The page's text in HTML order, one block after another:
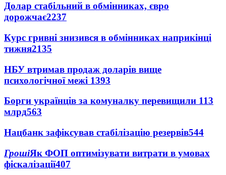
Долар стабільний в обмінниках, євро
дорожчає2237
Курс гривні знизився в обмінниках наприкінці
тижня2135
НБУ втримав продаж доларів вище
психологічної межі 1393
Борги українців за комуналку перевищили 113
млрд563
Нацбанк зафіксував стабілізацію резервів544
ГрошіЯк ФОП оптимізувати витрати в умовах
фіскалізації407